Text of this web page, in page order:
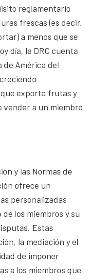
reglamentario
frescas (es decir,
a menos que se
día, la DRC cuenta
de América del
exporte frutas y
vender a un miembro
y las Normas de
ofrece un
personalizadas
los miembros y su
Estas
la mediación y el
de imponer
a los miembros que